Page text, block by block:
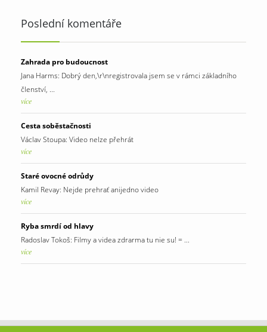
Poslední komentáře
Zahrada pro budoucnost
Jana Harms: Dobrý den,\r\nregistrovala jsem se v rámci základního
členství, ...
více
Cesta soběstačnosti
Václav Stoupa: Video nelze přehrát
více
Staré ovocné odrůdy
Kamil Revay: Nejde prehrať anijedno video
více
Ryba smrdí od hlavy
Radoslav Tokoš: Filmy a videa zdrarma tu nie su! = ...
více